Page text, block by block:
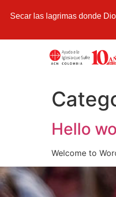
Secar las lagrimas donde
Hello
Welcome to